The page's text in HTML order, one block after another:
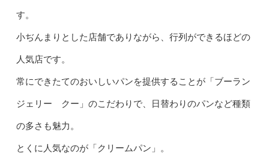
す。
小ぢんまりとした店舗でありながら、行列ができるほどの
人気店です。
常にできたてのおいしいパンを提供することが「ブーラン
ジェリー クー」のこだわりで、日替わりのパンなど種類
の多さも魅力。
とくに人気なのが「クリームパン」。